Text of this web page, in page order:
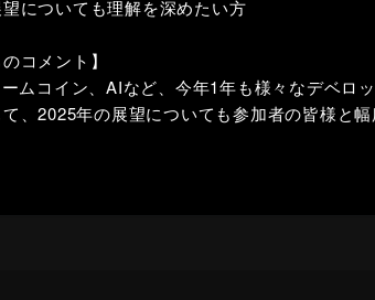
望についても理解を深めたい方
コメント】
ムコイン、AIなど、今年1年も様々なデベロ
、2025年の展望についても参加者の皆様と